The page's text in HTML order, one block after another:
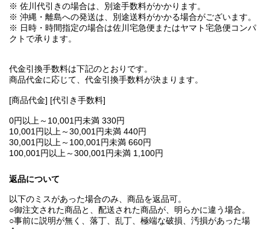
※ 佐川代引きの場合は、別途手数料がかかります。
※ 沖縄・離島への発送は、別途送料がかかる場合がございます。
※ 日時・時間指定の場合は佐川宅急便またはヤマト宅急便コンパ
クトで承ります。
代金引換手数料は下記のとおりです。
商品代金に応じて、代金引換手数料が決まります。
[商品代金] [代引き手数料]
0円以上～10,001円未満 330円
10,001円以上～30,001円未満 440円
30,001円以上～100,001円未満 660円
100,001円以上～300,001円未満 1,100円
返品について
以下のミスがあった場合のみ、商品を返品可。
○御注文された商品と、配送された商品が、明らかに違う場合。
○事前に説明が無く、落丁、乱丁、極端な破損、汚損があった場